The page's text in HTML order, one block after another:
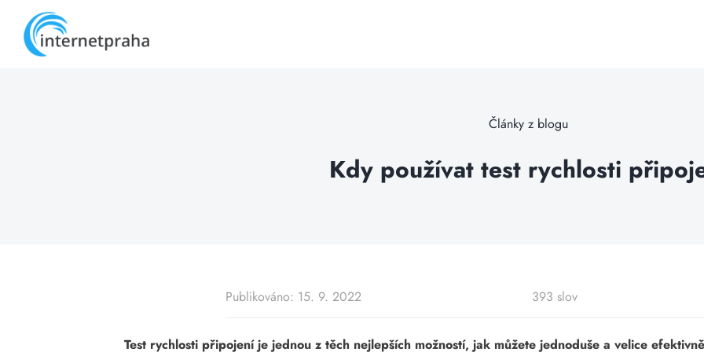
content
Články z blogu
Kdy používat test rychlosti
Publikováno: 15. 9. 2022 393 slov
Test rychlosti připojení je jednou z těch nejlepších možností, jak můžete jednoduše a velice